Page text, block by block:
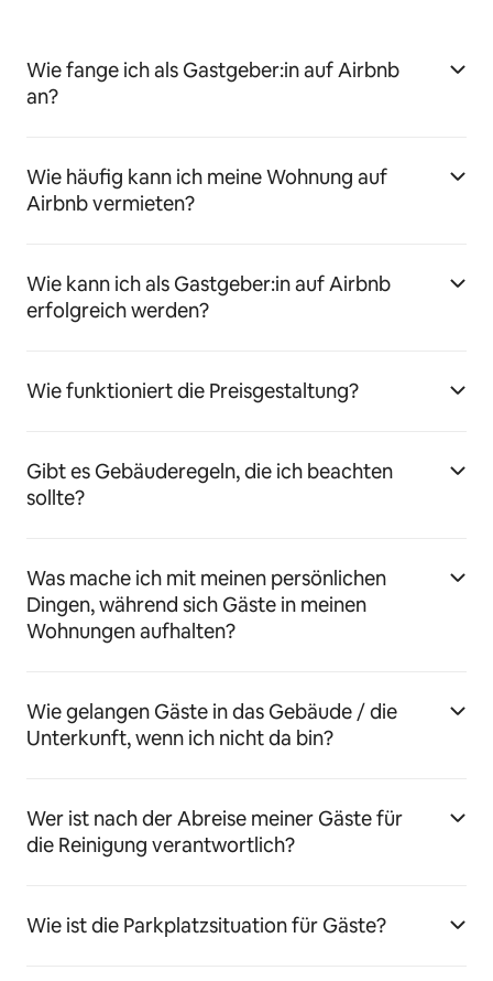
Wie fange ich als Gastgeber:in auf Airbnb
an?
Wie häufig kann ich meine Wohnung auf
Airbnb vermieten?
Wie kann ich als Gastgeber:in auf Airbnb
erfolgreich werden?
Wie funktioniert die Preisgestaltung?
Gibt es Gebäuderegeln, die ich beachten
sollte?
Was mache ich mit meinen persönlichen
Dingen, während sich Gäste in meinen
Wohnungen aufhalten?
Wie gelangen Gäste in das Gebäude / die
Unterkunft, wenn ich nicht da bin?
Wer ist nach der Abreise meiner Gäste für
die Reinigung verantwortlich?
Wie ist die Parkplatzsituation für Gäste?